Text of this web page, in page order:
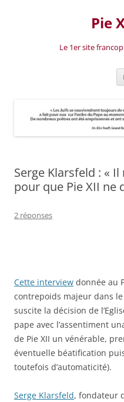
Pie
Le 1er site
Serge Klarsfeld : « Il
pour que Pie XII ne
2 réponses
Cette interview donnée au
contrepoids majeur dans
suscite la décision de
pape avec l’assentiment
de Pie XII un vénérable,
éventuelle béatification
toutefois d’automaticité).
Serge Klarsfeld, fondateur